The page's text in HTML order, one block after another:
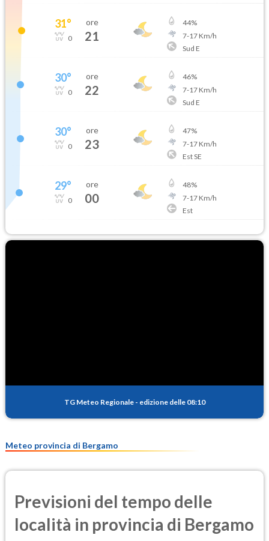
31°
0
ore
21
44%
7-17Km/h
Sud E
30°
0
ore
22
46%
7-17Km/h
Sud E
30°
0
ore
23
47%
7-17Km/h
Est SE
29°
0
ore
00
48%
7-17Km/h
Est
TG Meteo Regionale - edizione delle 08:10
Meteo provincia di Bergamo
Previsioni del tempo delle
località in provincia di Bergamo